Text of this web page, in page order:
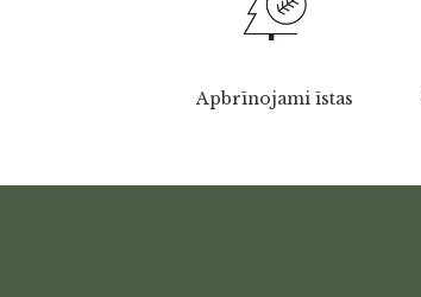
Apbrīnojami īstas